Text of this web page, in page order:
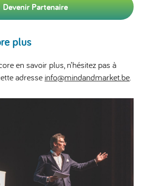
Devenir Partenaire
plus
en savoir plus, n’hésitez pas à
adresse info@mindandmarket.be